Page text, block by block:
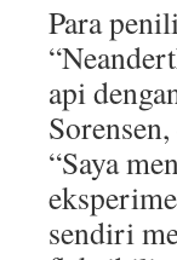
Para
api
“Saya
sendiri